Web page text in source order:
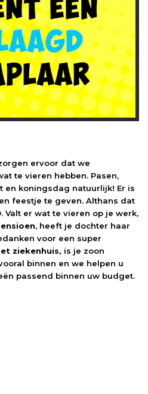
ervoor dat we
te vieren hebben. Pasen,
en koningsdag natuurlijk! Er is
feestje te geven. Althans dat
Valt er wat te vieren op je werk,
, heeft je dochter haar
voor een super
ziekenhuis, is je zoon
binnen en we helpen u
passend binnen uw budget.